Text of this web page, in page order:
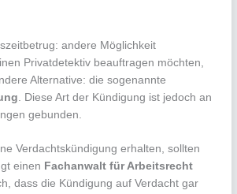
andere Möglichkeit
Privatdetektiv beauftragen möchten,
Alternative: die sogenannte
. Diese Art der Kündigung ist jedoch an
gebunden.
Verdachtskündigung erhalten, sollten
einen Fachanwalt für Arbeitsrecht
dass die Kündigung auf Verdacht gar